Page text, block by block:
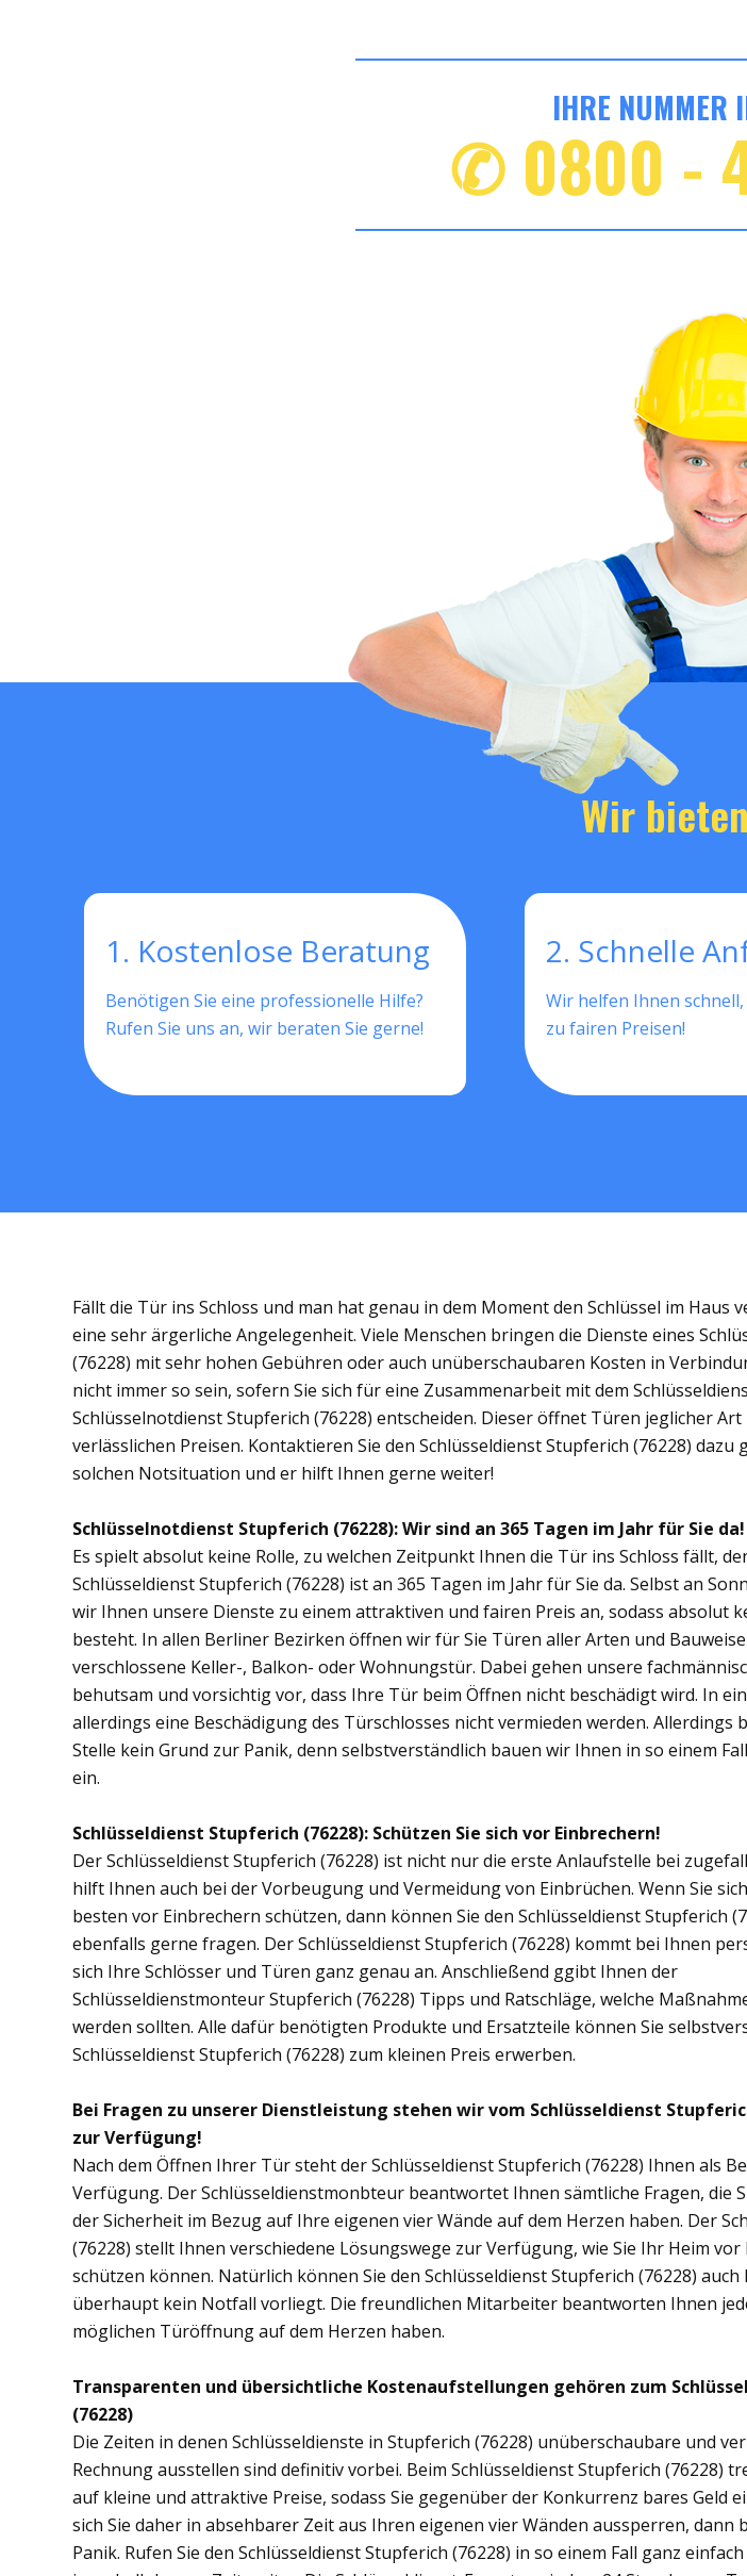
IHRE NUMMER
✆ 0800 -
Wir
1. Kostenlose Beratung
Benötigen Sie eine professionelle Hilfe?
Rufen Sie uns an, wir beraten Sie gerne!
2. Schnelle
Wir helfen Ihnen
zu fairen Preisen!
Fällt die Tür ins Schloss und man hat genau in dem Moment den Schlüssel im Haus
eine sehr ärgerliche Angelegenheit. Viele Menschen bringen die Dienste eines
(76228) mit sehr hohen Gebühren oder auch unüberschaubaren Kosten in
nicht immer so sein, sofern Sie sich für eine Zusammenarbeit mit dem
Schlüsselnotdienst Stupferich (76228) entscheiden. Dieser öffnet Türen jeglicher
verlässlichen Preisen. Kontaktieren Sie den Schlüsseldienst Stupferich (76228) dazu
solchen Notsituation und er hilft Ihnen gerne weiter!
Schlüsselnotdienst Stupferich (76228): Wir sind an 365 Tagen im Jahr für Sie da!
Es spielt absolut keine Rolle, zu welchen Zeitpunkt Ihnen die Tür ins Schloss fällt,
Schlüsseldienst Stupferich (76228) ist an 365 Tagen im Jahr für Sie da. Selbst an
wir Ihnen unsere Dienste zu einem attraktiven und fairen Preis an, sodass absolut
besteht. In allen Berliner Bezirken öffnen wir für Sie Türen aller Arten und
verschlossene Keller-, Balkon- oder Wohnungstür. Dabei gehen unsere
behutsam und vorsichtig vor, dass Ihre Tür beim Öffnen nicht beschädigt wird. In
allerdings eine Beschädigung des Türschlosses nicht vermieden werden. Allerdings
Stelle kein Grund zur Panik, denn selbstverständlich bauen wir Ihnen in so einem
ein.
Schlüsseldienst Stupferich (76228): Schützen Sie sich vor Einbrechern!
Der Schlüsseldienst Stupferich (76228) ist nicht nur die erste Anlaufstelle bei
hilft Ihnen auch bei der Vorbeugung und Vermeidung von Einbrüchen. Wenn Sie
besten vor Einbrechern schützen, dann können Sie den Schlüsseldienst Stupferich
ebenfalls gerne fragen. Der Schlüsseldienst Stupferich (76228) kommt bei Ihnen
sich Ihre Schlösser und Türen ganz genau an. Anschließend ggibt Ihnen der
Schlüsseldienstmonteur Stupferich (76228) Tipps und Ratschläge, welche
werden sollten. Alle dafür benötigten Produkte und Ersatzteile können Sie
Schlüsseldienst Stupferich (76228) zum kleinen Preis erwerben.
Bei Fragen zu unserer Dienstleistung stehen wir vom Schlüsseldienst
zur Verfügung!
Nach dem Öffnen Ihrer Tür steht der Schlüsseldienst Stupferich (76228) Ihnen als
Verfügung. Der Schlüsseldienstmonbteur beantwortet Ihnen sämtliche Fragen, die
der Sicherheit im Bezug auf Ihre eigenen vier Wände auf dem Herzen haben. Der
(76228) stellt Ihnen verschiedene Lösungswege zur Verfügung, wie Sie Ihr Heim
schützen können. Natürlich können Sie den Schlüsseldienst Stupferich (76228)
überhaupt kein Notfall vorliegt. Die freundlichen Mitarbeiter beantworten Ihnen
möglichen Türöffnung auf dem Herzen haben.
Transparenten und übersichtliche Kostenaufstellungen gehören zum
(76228)
Die Zeiten in denen Schlüsseldienste in Stupferich (76228) unüberschaubare und
Rechnung ausstellen sind definitiv vorbei. Beim Schlüsseldienst Stupferich (76228)
auf kleine und attraktive Preise, sodass Sie gegenüber der Konkurrenz bares Geld
sich Sie daher in absehbarer Zeit aus Ihren eigenen vier Wänden aussperren, dann
Panik. Rufen Sie den Schlüsseldienst Stupferich (76228) in so einem Fall ganz